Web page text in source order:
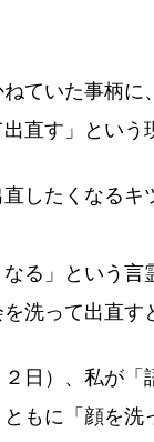
ていた事柄
直す」という
したくなる
なる」という
洗って出直す
日）、私が
もに「顔を